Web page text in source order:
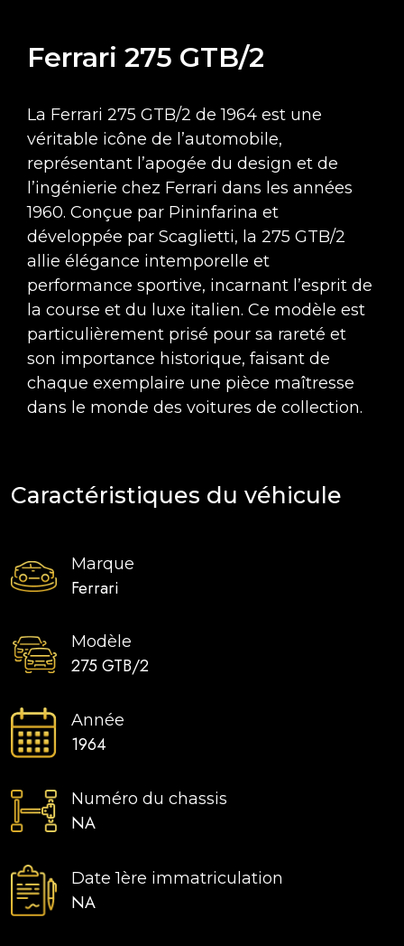
Ferrari 275 GTB/2
La Ferrari 275 GTB/2 de 1964 est une
véritable icône de l’automobile,
représentant l’apogée du design et de
l’ingénierie chez Ferrari dans les années
1960. Conçue par Pininfarina et
développée par Scaglietti, la 275 GTB/2
allie élégance intemporelle et
performance sportive, incarnant l’esprit de
la course et du luxe italien. Ce modèle est
particulièrement prisé pour sa rareté et
son importance historique, faisant de
chaque exemplaire une pièce maîtresse
dans le monde des voitures de collection.
Caractéristiques du véhicule
Marque
Ferrari
Modèle
275 GTB/2
Année
1964
Numéro du chassis
NA
Date 1ère immatriculation
NA